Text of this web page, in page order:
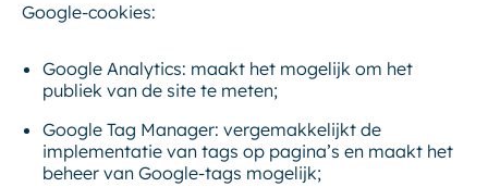
Google-cookies:
Google Analytics: maakt het mogelijk om het
publiek van de site te meten;
Google Tag Manager: vergemakkelijkt de
implementatie van tags op pagina’s en maakt het
beheer van Google-tags mogelijk;